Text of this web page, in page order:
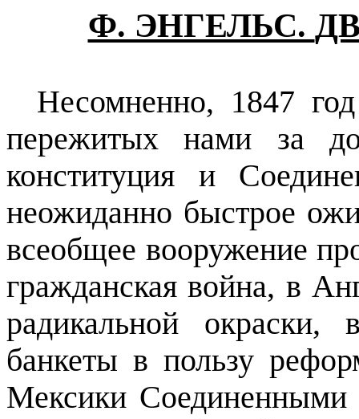
Ф. ЭНГЕЛЬС.
Несомненно, 1847
пережитых нами за
конституция и
неожиданно быстрое
всеобщее вооружение
гражданская война, в
радикальной
банкеты в пользу
Мексики